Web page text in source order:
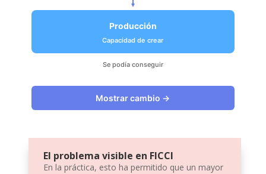
Producción
Capacidad de crear
Se podía conseguir
Mostrar cambio →
El problema visible en FICCI
En la práctica, esto ha permitido que un mayor